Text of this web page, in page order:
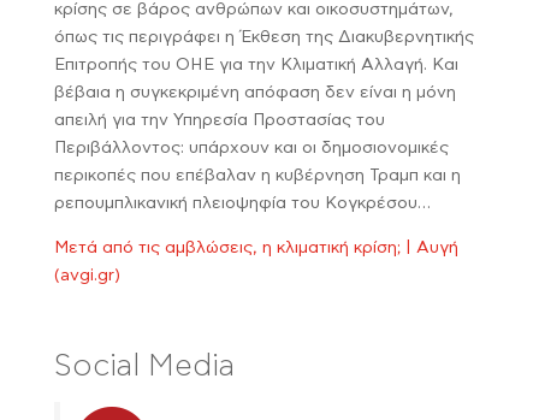
κρίσης σε βάρος ανθρώπων και οικοσυστημάτων,
όπως τις περιγράφει η Έκθεση της Διακυβερνητικής
Επιτροπής του ΟΗΕ για την Κλιματική Αλλαγή. Και
βέβαια η συγκεκριμένη απόφαση δεν είναι η μόνη
απειλή για την Υπηρεσία Προστασίας του
Περιβάλλοντος: υπάρχουν και οι δημοσιονομικές
περικοπές που επέβαλαν η κυβέρνηση Τραμπ και η
ρεπουμπλικανική πλειοψηφία του Κογκρέσου…
Μετά από τις αμβλώσεις, η κλιματική κρίση; | Αυγή
(avgi.gr)
Social Media